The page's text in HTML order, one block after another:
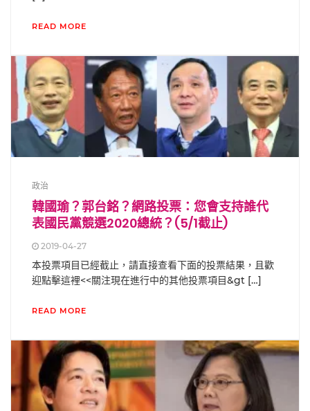
READ MORE
政治
韓國瑜？郭台銘？網路投票：您會支持誰代
表國民黨競選2020總統？(5/1截止)
2019-04-27
本投票項目已經截止，請直接查看下面的投票結果，且歡
迎點擊這裡<<關注現在進行中的其他投票項目&gt […]
READ MORE